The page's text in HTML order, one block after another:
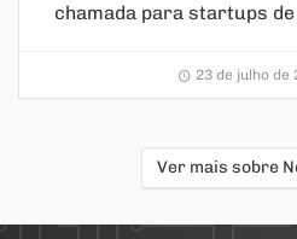
chamada para startups
23 de julho de
Ver mais sobre